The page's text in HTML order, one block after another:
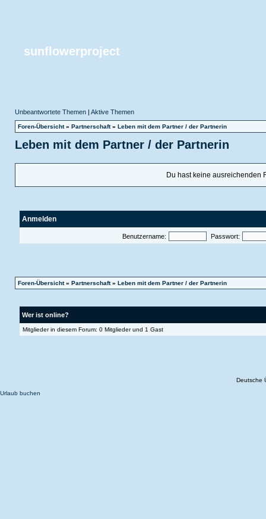
sunflowerproject
Unbeantwortete Themen| Aktive Themen
Foren-Übersicht» Partnerschaft» Leben mit dem Partner / der Partnerin
Leben mit dem Partner / der Partnerin
Du hast keine ausreichenden
Anmelden
Benutzername: Passwort:
Foren-Übersicht» Partnerschaft» Leben mit dem Partner / der Partnerin
Wer ist online?
Mitglieder in diesem Forum: 0 Mitglieder und 1 Gast
Deutsche
Urlaub buchen